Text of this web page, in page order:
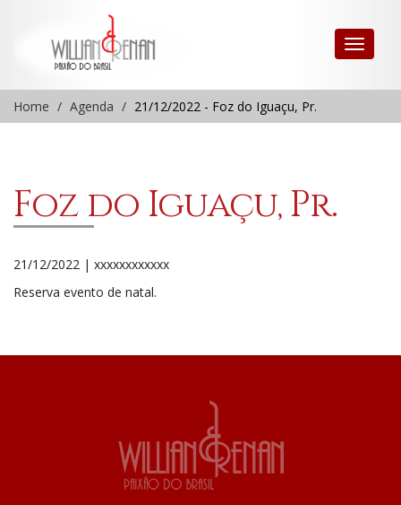
Home Agenda 21/12/2022 - Foz do Iguaçu, Pr.
Foz do Iguaçu, Pr.
21/12/2022 | xxxxxxxxxxxx
Reserva evento de natal.